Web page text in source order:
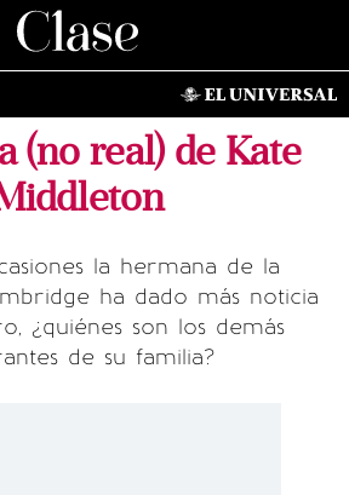
(no real) de Kate
la hermana de la
ha dado más noticia
¿quiénes son los demás
de su familia?